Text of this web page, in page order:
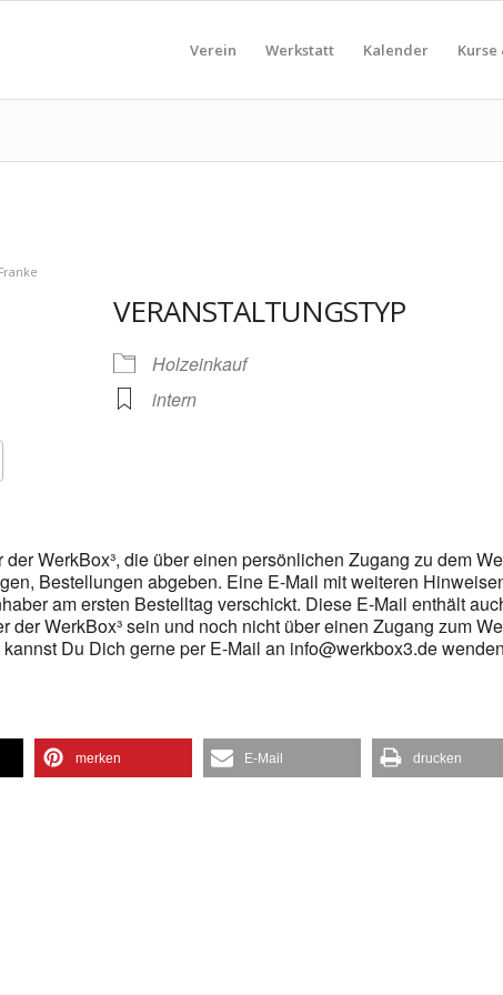
Verein Werkstatt Kalender
VERANSTALTUNGSTYP
Holzeinkauf
intern
WerkBox³, die über einen persönlichen Zugang zu dem
Bestellungen abgeben. Eine E-Mail mit weiteren
am ersten Bestelltag verschickt. Diese E-Mail enthält
der WerkBox³ sein und noch nicht über einen Zugang zum
Du Dich gerne per E-Mail an info@werkbox3.de
merken E-Mail drucken